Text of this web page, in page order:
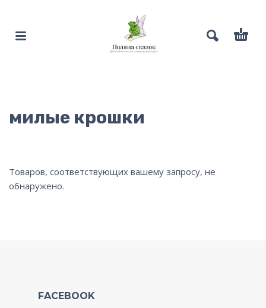
милые крошки
Товаров, соответствующих вашему запросу, не
обнаружено.
FACEBOOK